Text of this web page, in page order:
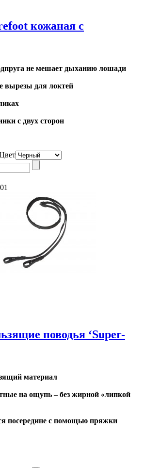
кожаная с
не мешает дыханию лошади
вырезы для локтей
с двух сторон
поводья ‘Super-
материал
на ощупь – без жирной «липкой
посередине с помощью пряжки